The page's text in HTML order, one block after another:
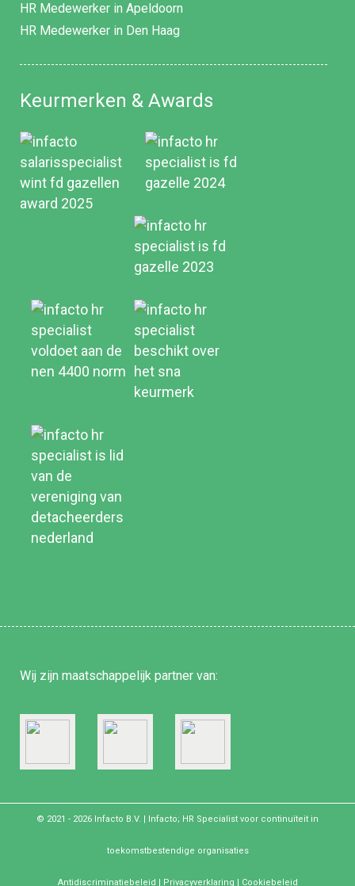
HR Medewerker in Apeldoorn
HR Medewerker in Den Haag
Keurmerken & Awards
Wij zijn maatschappelijk partner van:
© 2021 - 2026 Infacto B.V. | Infacto; HR Specialist voor continuïteit in
toekomstbestendige organisaties
Antidiscriminatiebeleid | Privacyverklaring | Cookiebeleid